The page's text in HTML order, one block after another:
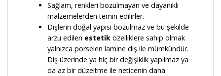
Sağlam, renkleri bozulmayan ve dayanıklı
malzemelerden temin edilirler.
Dişlerin doğal yapısı bozulmaz ve bu şekilde
arzu edilen estetik özelliklere sahip olmak
yalnızca porselen lamine diş ile mümkündür.
Diş üzerinde ya hiç bir değişiklik yapılmaz ya
da az bir düzeltme ile neticenin daha